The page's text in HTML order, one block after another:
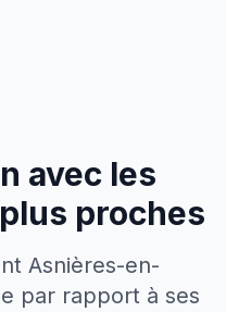
avec les
proches
Asnières-en-
par rapport à ses